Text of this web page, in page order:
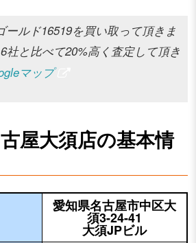
ールド16519を買い取って頂きま
社と比べて20%高く査定して頂き
マップ
屋大須店の基本情
愛知県名古屋市中区大
須3-24-41
大須JPビル